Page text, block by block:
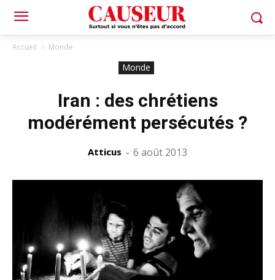
Accueil Monde
Monde
Iran : des chrétiens
modérément persécutés ?
Atticus - 6 août 2013